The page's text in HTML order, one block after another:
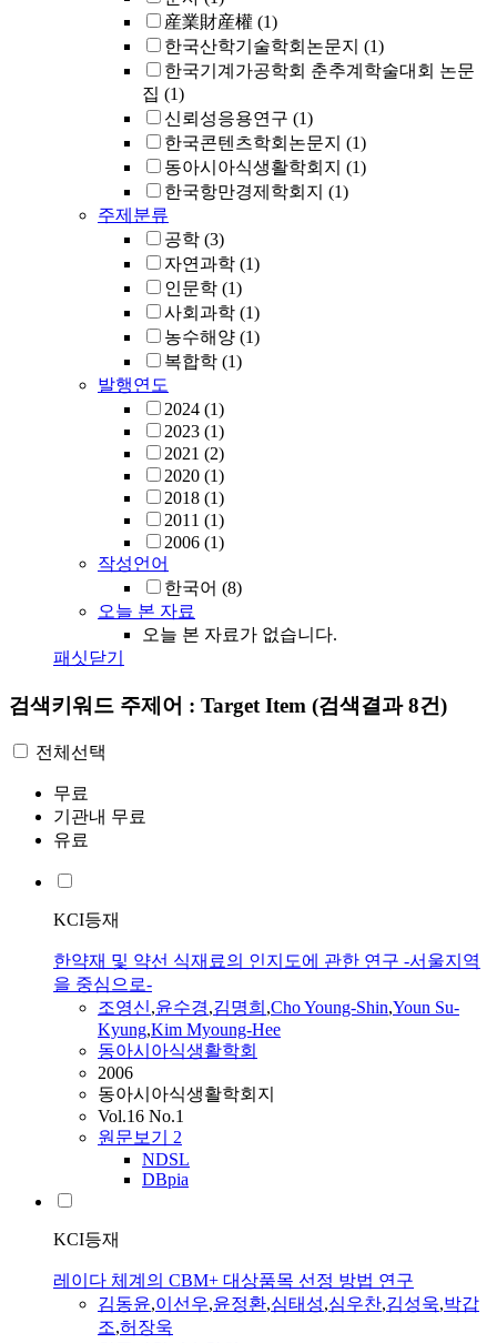
産業財産權 (1)
한국산학기술학회논문지 (1)
한국기계가공학회 춘추계학술대회 논문
집 (1)
신뢰성응용연구 (1)
한국콘텐츠학회논문지 (1)
동아시아식생활학회지 (1)
한국항만경제학회지 (1)
주제분류
공학 (3)
자연과학 (1)
인문학 (1)
사회과학 (1)
농수해양 (1)
복합학 (1)
발행연도
2024 (1)
2023 (1)
2021 (2)
2020 (1)
2018 (1)
2011 (1)
2006 (1)
작성언어
한국어 (8)
오늘 본 자료
오늘 본 자료가 없습니다.
패싯닫기
검색키워드 주제어 : Target Item (검색결과 8건)
전체선택
무료
기관내 무료
유료
KCI등재
한약재 및 약선 식재료의 인지도에 관한 연구 -서울지역
을 중심으로-
조영신,윤수경,김명희 ,Cho Young-Shin,Youn Su-
Kyung,Kim Myoung-Hee
동아시아식생활학회
2006
동아시아식생활학회지
Vol.16 No.1
원문보기 2
NDSL
DBpia
KCI등재
레이다 체계의 CBM+ 대상품목 선정 방법 연구
김동윤,이선우,윤정환,심태성,심우찬,김성욱,박갑
조,허장욱